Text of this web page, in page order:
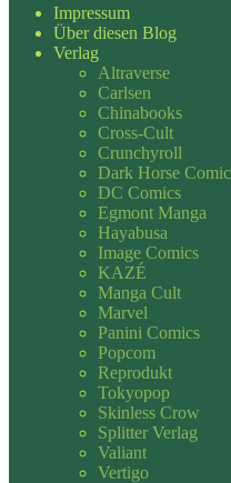
Impressum
Über diesen Blog
Verlag
Altraverse
Carlsen
Chinabooks
Cross-Cult
Crunchyroll
Dark Horse
DC Comics
Egmont Manga
Hayabusa
Image Comics
KAZÉ
Manga Cult
Marvel
Panini Comics
Popcom
Reprodukt
Tokyopop
Skinless Crow
Splitter Verlag
Valiant
Vertigo